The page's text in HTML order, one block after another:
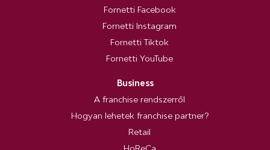
Fornetti Facebook
Fornetti Instagram
Fornetti Tiktok
Fornetti YouTube
Business
A franchise rendszerről
Hogyan lehetek franchise partner?
Retail